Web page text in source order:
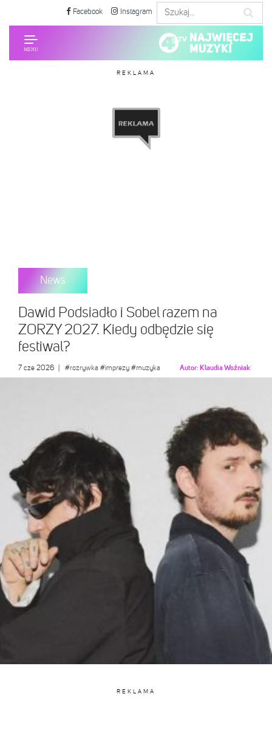
Facebook Instagram
REKLAMA
News
Dawid Podsiadło i Sobel razem na
ZORZY 2027. Kiedy odbędzie się
festiwal?
7 cze 2026 #rozrywka #imprezy #muzyka Autor: Klaudia Woźniak
REKLAMA